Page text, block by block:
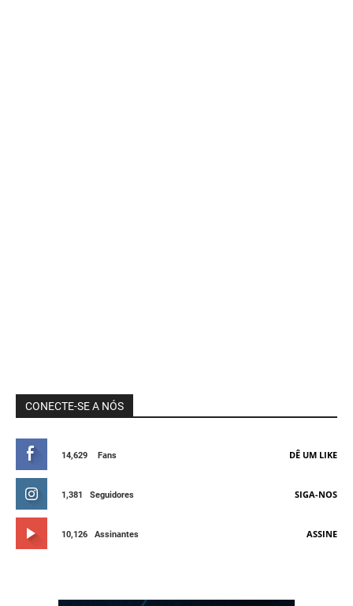
CONECTE-SE A NÓS
14,629 Fans DÊ UM LIKE
1,381 Seguidores SIGA-NOS
10,126 Assinantes ASSINE